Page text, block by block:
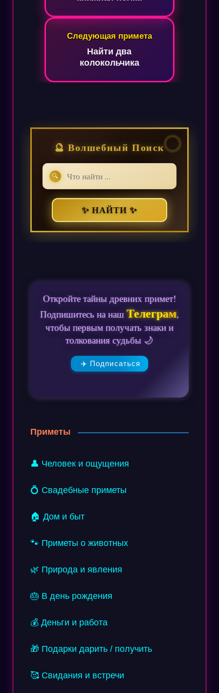
Следующая примета
Найти два
колокольчика
🔮 Волшебный Поиск
🔍
✨ НАЙТИ ✨
Откройте тайны древних примет!
Подпишитесь на нашТелеграм,
чтобы первым получать знаки и
толкования судьбы 🌙
✈️ Подписаться
Приметы
👤 Человек и ощущения
💍 Свадебные приметы
🏠 Дом и быт
🐾 Приметы о животных
🌿 Природа и явления
🎂 В день рождения
💰 Деньги и работа
🎁 Подарки дарить / получить
🥰 Свидания и встречи